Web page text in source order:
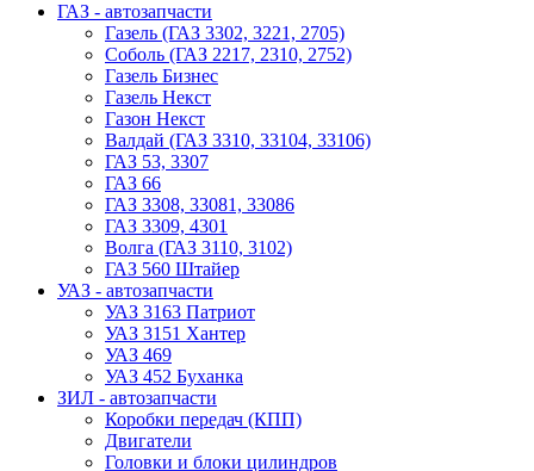
ГАЗ - автозапчасти
Газель (ГАЗ 3302, 3221, 2705)
Соболь (ГАЗ 2217, 2310, 2752)
Газель Бизнес
Газель Некст
Газон Некст
Валдай (ГАЗ 3310, 33104, 33106)
ГАЗ 53, 3307
ГАЗ 66
ГАЗ 3308, 33081, 33086
ГАЗ 3309, 4301
Волга (ГАЗ 3110, 3102)
ГАЗ 560 Штайер
УАЗ - автозапчасти
УАЗ 3163 Патриот
УАЗ 3151 Хантер
УАЗ 469
УАЗ 452 Буханка
ЗИЛ - автозапчасти
Коробки передач (КПП)
Двигатели
Головки и блоки цилиндров